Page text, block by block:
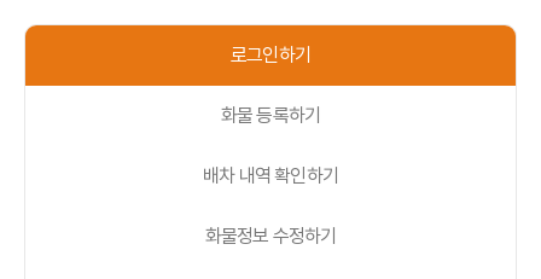
로그인하기
화물 등록하기
배차 내역 확인하기
화물정보 수정하기